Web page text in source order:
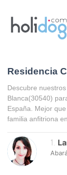
Residencia
Descubre
Blanca(30540)
España. Mejor
familia anfitriona en
1